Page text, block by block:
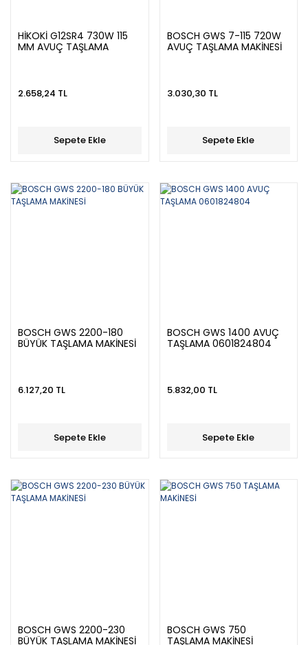
HİKOKİ G12SR4 730W 115
MM AVUÇ TAŞLAMA
2.658,24 TL
Sepete Ekle
BOSCH GWS 7-115 720W
AVUÇ TAŞLAMA MAKİNESİ
3.030,30 TL
Sepete Ekle
BOSCH GWS 2200-180
BÜYÜK TAŞLAMA MAKİNESİ
6.127,20 TL
Sepete Ekle
BOSCH GWS 1400 AVUÇ
TAŞLAMA 0601824804
5.832,00 TL
Sepete Ekle
BOSCH GWS 2200-230
BÜYÜK TAŞLAMA MAKİNESİ
BOSCH GWS 750
TAŞLAMA MAKİNESİ